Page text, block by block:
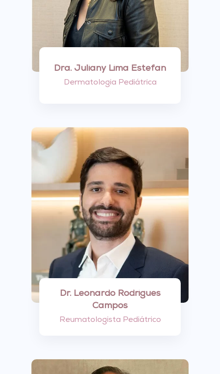
Dra. Juliany Lima Estefan
Dermatologia Pediátrica
Dr. Leonardo Rodrigues
Campos
Reumatologista Pediátrico